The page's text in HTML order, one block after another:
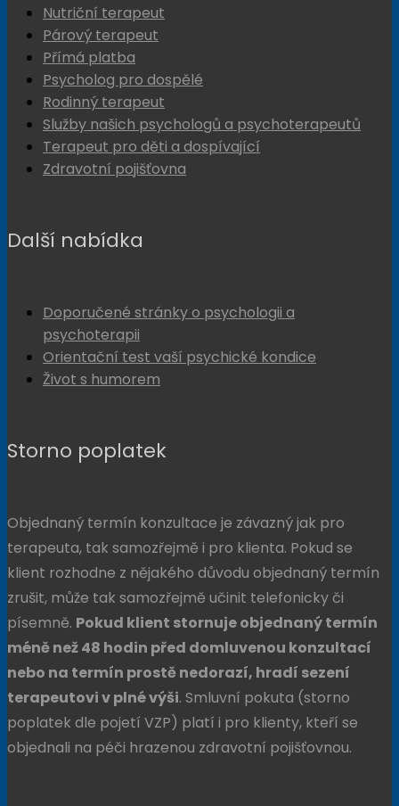
Nutriční terapeut
Párový terapeut
Přímá platba
Psycholog pro dospělé
Rodinný terapeut
Služby našich psychologů a psychoterapeutů
Terapeut pro děti a dospívající
Zdravotní pojišťovna
Další nabídka
Doporučené stránky o psychologii a
psychoterapii
Orientační test vaší psychické kondice
Život s humorem
Storno poplatek
Objednaný termín konzultace je závazný jak pro
terapeuta, tak samozřejmě i pro klienta. Pokud se
klient rozhodne z nějakého důvodu objednaný termín
zrušit, může tak samozřejmě učinit telefonicky či
písemně. Pokud klient stornuje objednaný termín
méně než 48 hodin před domluvenou konzultací
nebo na termín prostě nedorazí, hradí sezení
terapeutovi v plné výši. Smluvní pokuta (storno
poplatek dle pojetí VZP) platí i pro klienty, kteří se
objednali na péči hrazenou zdravotní pojišťovnou.